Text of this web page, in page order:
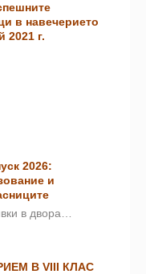
в навечерието
2021 г.
2026:
и
в двора…
В VIII КЛАС